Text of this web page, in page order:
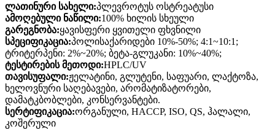
ლათინური სახელი:პლევროტუს ოსტრეატუსი
ამოღებული ნაწილი:100% ხილის სხეული
გარეგნობა:ყავისფერი ყვითელი ფხვნილი
სპეციფიკაცია:პოლისაქარიდები 10%-50%; 4:1~10:1;
ტრიტერპენი: 2%~20%; ბეტა-გლუკანი: 10%~40%;
ტესტირების მეთოდი:HPLC/UV
თავისუფალი:ჟელატინი, გლუტენი, საფუარი, ლაქტოზა,
ხელოვნური საღებავები, არომატიზატორები,
დამატკბობლები, კონსერვანტები.
სერტიფიკაცია:ორგანული, HACCP, ISO, QS, ჰალალი,
კოშერული